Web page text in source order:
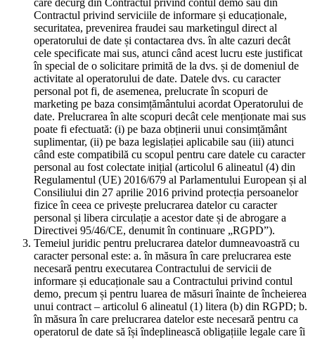
care decurg din Contractul privind contul demo sau din
Contractul privind serviciile de informare și educaționale,
securitatea, prevenirea fraudei sau marketingul direct al
operatorului de date și contactarea dvs. în alte cazuri decât
cele specificate mai sus, atunci când acest lucru este justificat
în special de o solicitare primită de la dvs. și de domeniul de
activitate al operatorului de date. Datele dvs. cu caracter
personal pot fi, de asemenea, prelucrate în scopuri de
marketing pe baza consimțământului acordat Operatorului de
date. Prelucrarea în alte scopuri decât cele menționate mai sus
poate fi efectuată: (i) pe baza obținerii unui consimțământ
suplimentar, (ii) pe baza legislației aplicabile sau (iii) atunci
când este compatibilă cu scopul pentru care datele cu caracter
personal au fost colectate inițial (articolul 6 alineatul (4) din
Regulamentul (UE) 2016/679 al Parlamentului European și al
Consiliului din 27 aprilie 2016 privind protecția persoanelor
fizice în ceea ce privește prelucrarea datelor cu caracter
personal și libera circulație a acestor date și de abrogare a
Directivei 95/46/CE, denumit în continuare „RGPD”).
Temeiul juridic pentru prelucrarea datelor dumneavoastră cu
caracter personal este: a. în măsura în care prelucrarea este
necesară pentru executarea Contractului de servicii de
informare și educaționale sau a Contractului privind contul
demo, precum și pentru luarea de măsuri înainte de încheierea
unui contract – articolul 6 alineatul (1) litera (b) din RGPD; b.
în măsura în care prelucrarea datelor este necesară pentru ca
operatorul de date să își îndeplinească obligațiile legale care îi